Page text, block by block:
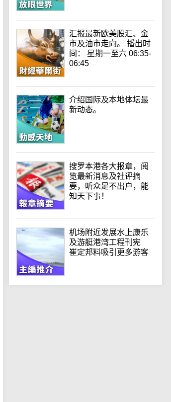
汇报最新欧美股汇、金
市及油市走向。 播出时
间： 星期一至六 06:35-
06:45
介绍国际及本地体坛最
新动态。
搜罗本港各大报章，阅
览最新消息及社评摘
要，听众足不出户，能
知天下事！
机场附近发展水上康乐
及游艇港湾工程刊宪
崔定邦料吸引更多游客